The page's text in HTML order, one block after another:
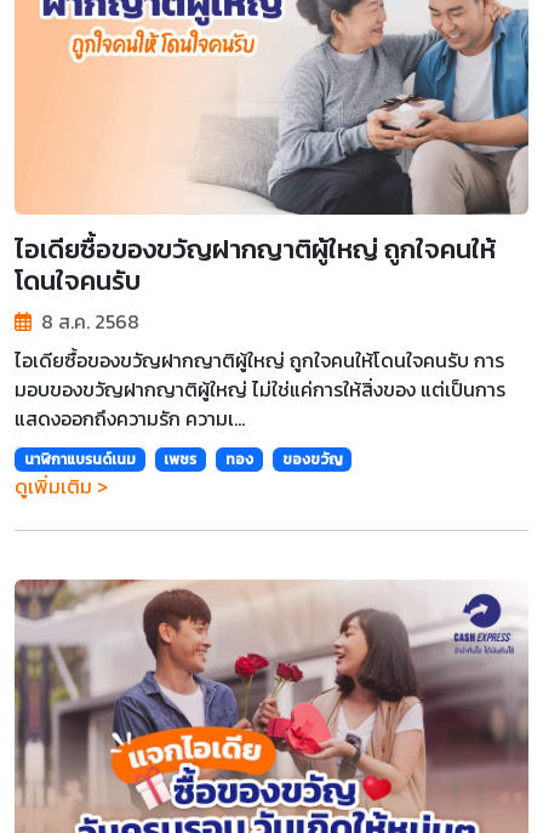
ไอเดียซื้อของขวัญฝากญาติผู้ใหญ่ ถูกใจคนให้
โดนใจคนรับ
8 ส.ค. 2568
ไอเดียซื้อของขวัญฝากญาติผู้ใหญ่ ถูกใจคนให้โดนใจคนรับ การ
มอบของขวัญฝากญาติผู้ใหญ่ ไม่ใช่แค่การให้สิ่งของ แต่เป็นการ
แสดงออกถึงความรัก ความเ...
นาฬิกาแบรนด์เนม เพชร ทอง ของขวัญ
ดูเพิ่มเติม >